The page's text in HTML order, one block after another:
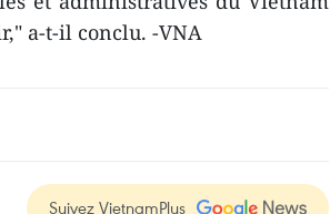
a-t-il conclu. -VNA
Suivez VietnamPlus